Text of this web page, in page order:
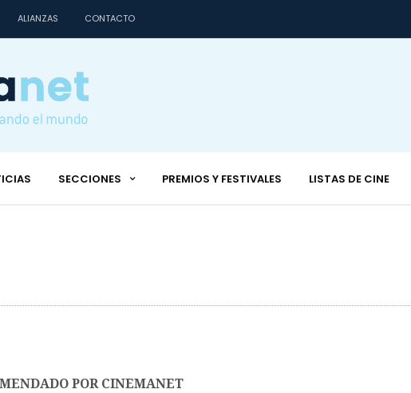
ALIANZAS CONTACTO
SECCIONES PREMIOS Y FESTIVALES LISTAS DE CINE
POR CINEMANET